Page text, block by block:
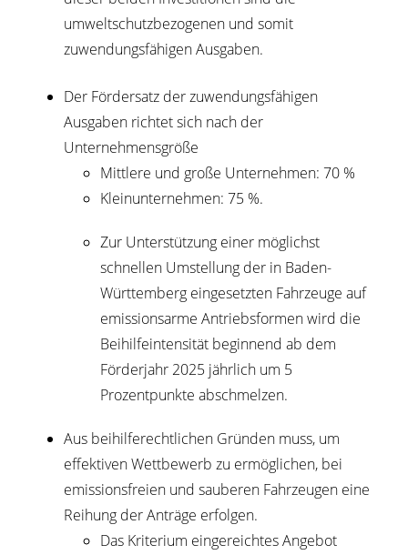
umweltschutzbezogenen und somit
zuwendungsfähigen Ausgaben.
Der Fördersatz der zuwendungsfähigen
Ausgaben richtet sich nach der
Unternehmensgröße
Mittlere und große Unternehmen: 70 %
Kleinunternehmen: 75 %.
Zur Unterstützung einer möglichst
schnellen Umstellung der in Baden-
Württemberg eingesetzten Fahrzeuge auf
emissionsarme Antriebsformen wird die
Beihilfeintensität beginnend ab dem
Förderjahr 2025 jährlich um 5
Prozentpunkte abschmelzen.
Aus beihilferechtlichen Gründen muss, um
effektiven Wettbewerb zu ermöglichen, bei
emissionsfreien und sauberen Fahrzeugen eine
Reihung der Anträge erfolgen.
Das Kriterium eingereichtes Angebot